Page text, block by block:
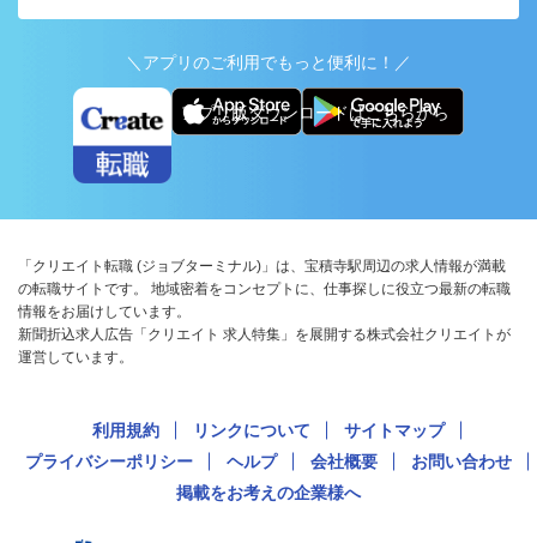
＼アプリのご利用でもっと便利に！／
アプリ版ダウンロードはこちらから
「クリエイト転職 (ジョブターミナル)」は、宝積寺駅周辺の求人情報が満載
の転職サイトです。 地域密着をコンセプトに、仕事探しに役立つ最新の転職
情報をお届けしています。
新聞折込求人広告「クリエイト 求人特集」を展開する株式会社クリエイトが
運営しています。
利用規約 リンクについて
サイトマップ
プライバシーポリシー
ヘルプ 会社概要
お問い合わせ
掲載をお考えの企業様へ